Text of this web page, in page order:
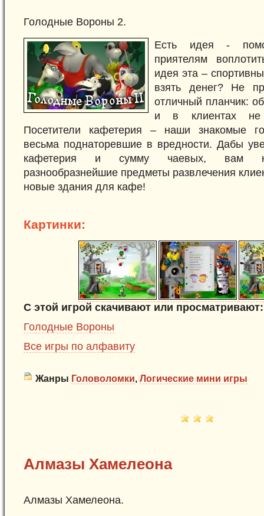
Голодные Вороны 2.
Есть идея -
приятелям
идея эта –
взять денег? Не
отличный планчик:
и в клиентах не
Посетители кафетерия – наши знакомые
весьма поднаторевшие в вредности. Дабы
кафетерия и сумму чаевых, вам
разнообразнейшие предметы развлечения
новые здания для кафе!
Картинки:
С этой игрой скачивают или просматривают:
Голодные Вороны
Все игры по алфавиту
Жанры Головоломки, Логические мини игры
Алмазы Хамелеона
Алмазы Хамелеона.